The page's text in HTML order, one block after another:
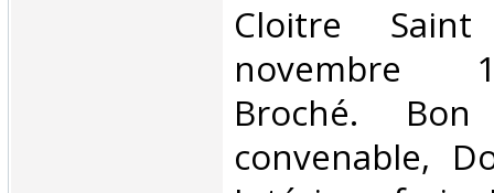
‎Cloitre
novembre
Broché.
convenable,